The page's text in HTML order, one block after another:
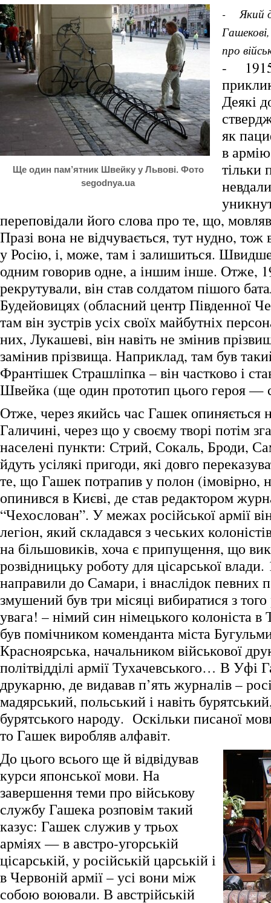
Ще один пам’ятник Швейку у Львові. Фото
segodnya.ua
- Який
про
- 1915
Деякі
як
в
тільки
переповідали його слова про те, що,
Празі вона не відчувається, тут нудно,
у Росію, і, може, там і залишиться.
одним говорив одне, а іншим інше. Отже,
рекрутували, він став солдатом пішого
Будейовицях (обласний центр Південної
там він зустрів усіх своїх майбутніх
них, Лукашеві, він навіть не змінив
замінив прізвища. Наприклад, там був
Франтішек Страшліпка – він частково і
Швейка (ще один прототип цього героя —
Отже, через якийсь час Гашек опиняється
Галичині, через що у своєму творі потім
населені пункти: Стрий, Сокаль, Броди,
йдуть усілякі пригоди, які довго
те, що Гашек потрапив у полон (імовірно,
опинився в Києві, де став редактором
“Чехослован”. У межах російської армії
легіон, який складався з чеських
на більшовиків, хоча є припущення, що
розвідницьку роботу для цісарської
направили до Самари, і внаслідок певних
змушений був три місяці вибиратися з
увага! – німий син німецького колоніста в
був помічником коменданта міста
Красноярська, начальником військової
політвідділі армії Тухачевського… В Уфі
друкарню, де видавав п’ять журналів –
мадярський, польський і навіть
бурятського народу. Оскільки писаної
то Гашек виробляв алфавіт.
До цього всього ще й відвідував
курси японської мови. На
завершення теми про військову
службу Гашека розповім такий
казус: Гашек служив у трьох
арміях — в австро-угорській
цісарській, у російській царській і
в Червоній армії – усі вони між
собою воювали. В австрійській